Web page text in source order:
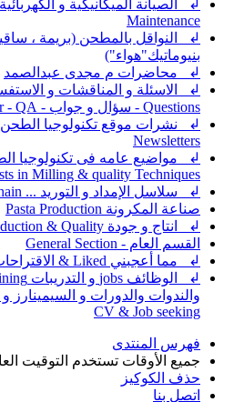
Maintenance
↲ النواقل بالمطحن (بريمة ،
بنيوماتيك"هواء")
↲ محاضرات م مجدى عبدالصمد
Questions - سؤال و جواب - Question & Answer - QA
Newsletters
in Milling & quality Techniques
↲ سلاسل الإمداد و التوريد ... Supply Chain
صناعة المكرونة Pasta Production
↲ انتاج و جودة Production & Quality
القسم العام - General Section
↲ مما أعجبني Liked & الاقتراحات
CV & Job seeking
فهرس المنتدى
جميع الأوقات تستخدم التوقيت
حذف الكوكيز
اتصل بنا